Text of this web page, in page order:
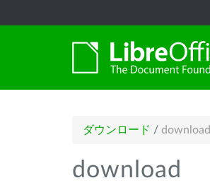
ダウンロード / download
download